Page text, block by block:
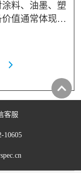
料、油墨、塑
值通常体现在
稳定识别的差
客服
10605